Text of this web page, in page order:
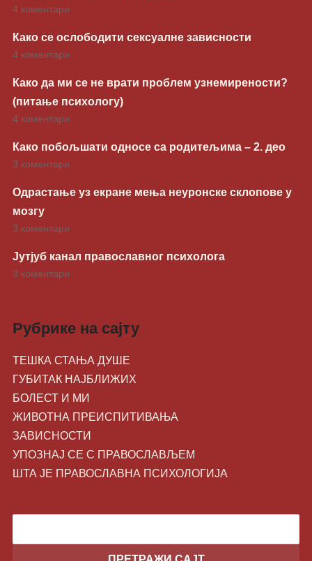
4 коментари
Како се ослободити сексуалне зависности
4 коментари
Како да ми се не врати проблем узнемирености?
(питање психологу)
4 коментари
Како побољшати односе са родитељима – 2. део
3 коментари
Одрастање уз екране мења неуронске склопове у
мозгу
3 коментари
Јутјуб канал православног психолога
3 коментари
Рубрике на сајту
ТЕШКА СТАЊА ДУШЕ
ГУБИТАК НАЈБЛИЖИХ
БОЛЕСТ И МИ
ЖИВОТНA ПРЕИСПИТИВАЊА
ЗАВИСНОСТИ
УПОЗНАЈ СЕ С ПРАВОСЛАВЉЕМ
ШТА ЈЕ ПРАВОСЛАВНА ПСИХОЛОГИЈА